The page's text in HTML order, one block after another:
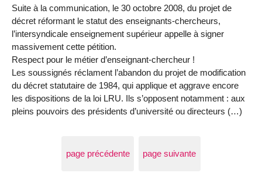
Suite à la communication, le 30 octobre 2008, du projet de
décret réformant le statut des enseignants-chercheurs,
l’intersyndicale enseignement supérieur appelle à signer
massivement cette pétition.
Respect pour le métier d’enseignant-chercheur !
Les soussignés réclament l’abandon du projet de modification
du décret statutaire de 1984, qui applique et aggrave encore
les dispositions de la loi LRU. Ils s’opposent notamment : aux
pleins pouvoirs des présidents d’université ou directeurs (…)
page précédente page suivante